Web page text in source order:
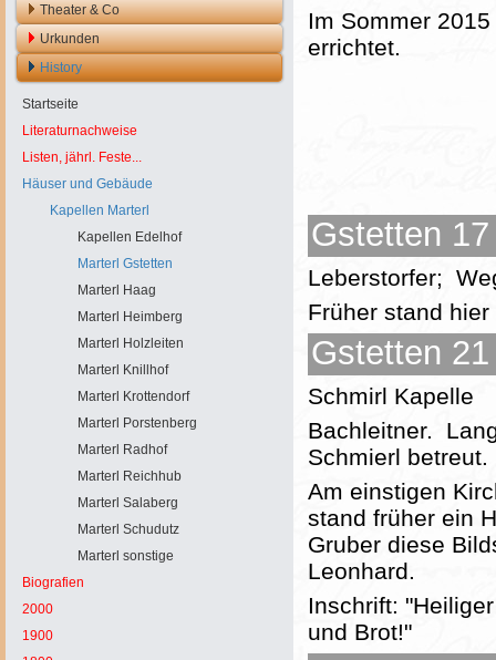
Theater & Co
Urkunden
History
Startseite
Literaturnachweise
Listen, jährl. Feste...
Häuser und Gebäude
Kapellen Marterl
Kapellen Edelhof
Marterl Gstetten
Marterl Haag
Marterl Heimberg
Marterl Holzleiten
Marterl Knillhof
Marterl Krottendorf
Marterl Porstenberg
Marterl Radhof
Marterl Reichhub
Marterl Salaberg
Marterl Schudutz
Marterl sonstige
Biografien
2000
1900
Im Sommer
errichtet.
Gstetten
Leberstorfer;
Früher stand
Gstetten
Schmirl Kapelle
Bachleitner.
Schmierl betreut.
Am einstigen
stand früher ein
Gruber diese
Leonhard.
Inschrift:
und Brot!"